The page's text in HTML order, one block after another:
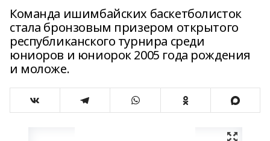
Команда ишимбайских баскетболисток
стала бронзовым призером открытого
республиканского турнира среди
юниоров и юниорок 2005 года рождения
и моложе.